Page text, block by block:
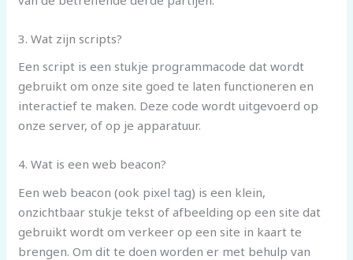
3. Wat zijn scripts?
Een script is een stukje programmacode dat wordt
gebruikt om onze site goed te laten functioneren en
interactief te maken. Deze code wordt uitgevoerd op
onze server, of op je apparatuur.
4. Wat is een web beacon?
Een web beacon (ook pixel tag) is een klein,
onzichtbaar stukje tekst of afbeelding op een site dat
gebruikt wordt om verkeer op een site in kaart te
brengen. Om dit te doen worden er met behulp van